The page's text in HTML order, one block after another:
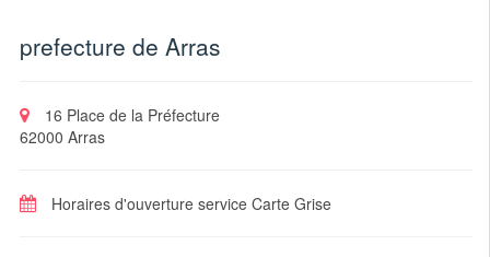
prefecture de Arras
16 Place de la Préfecture
62000 Arras
Horaires d'ouverture service Carte Grise